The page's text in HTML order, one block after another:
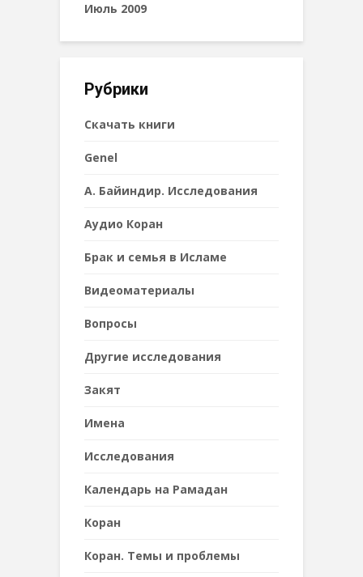
Июль 2009
Рубрики
Cкачать книги
Genel
А. Байиндир. Исследования
Аудио Коран
Брак и семья в Исламе
Видеоматериалы
Вопросы
Другие исследования
Закят
Имена
Исследования
Календарь на Рамадан
Коран
Коран. Темы и проблемы